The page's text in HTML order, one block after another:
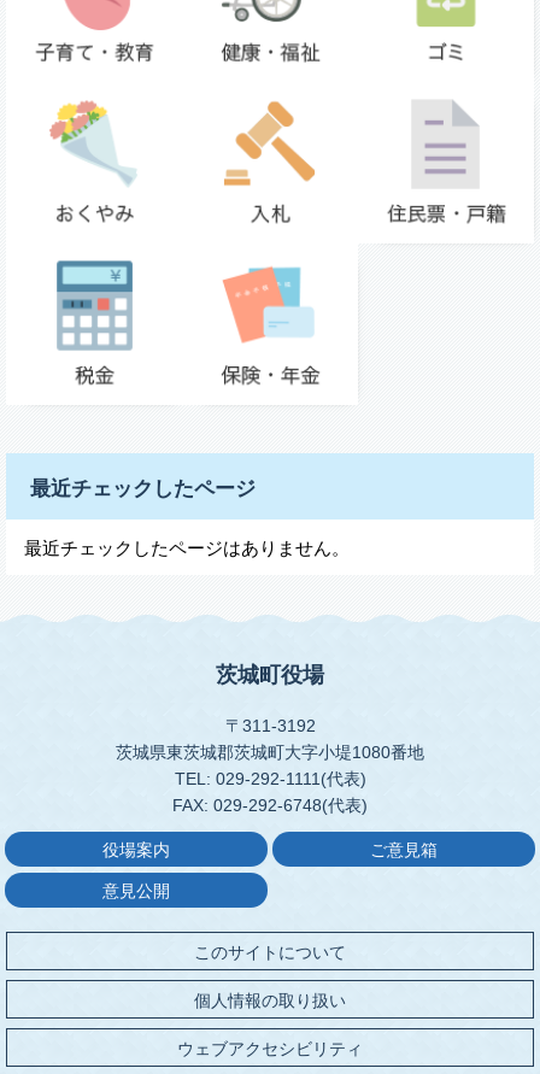
最近チェックしたページ
最近チェックしたページはありません。
茨城町役場
〒311-3192
茨城県東茨城郡茨城町大字小堤1080番地
TEL: 029-292-1111(代表)
FAX: 029-292-6748(代表)
役場案内 ご意見箱
意見公開
このサイトについて
個人情報の取り扱い
ウェブアクセシビリティ